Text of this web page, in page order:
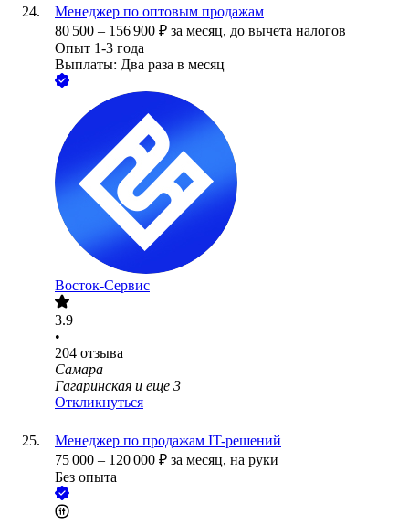
Менеджер по оптовым продажам
80 500 – 156 900 ₽ за месяц, до вычета налогов
Опыт 1-3 года
Выплаты: Два раза в месяц
Восток-Сервис
3.9
•
204 отзыва
Самара
Гагаринская и еще 3
Откликнуться
Менеджер по продажам IT-решений
75 000 – 120 000 ₽ за месяц, на руки
Без опыта